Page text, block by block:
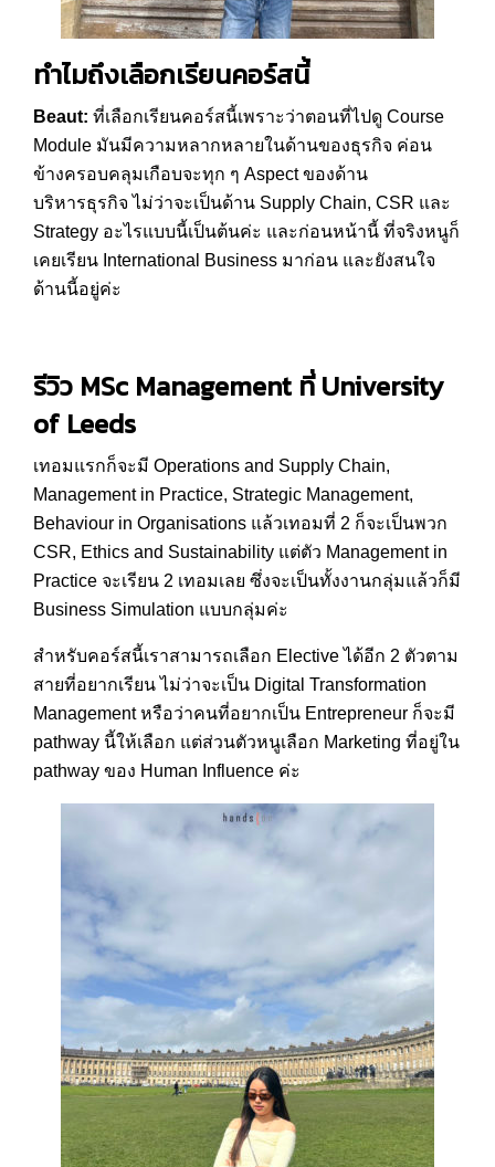
ทำไมถึงเลือกเรียนคอร์สนี้
Beaut: ที่เลือกเรียนคอร์สนี้เพราะว่าตอนที่ไปดู Course
Module มันมีความหลากหลายในด้านของธุรกิจ ค่อน
ข้างครอบคลุมเกือบจะทุก ๆ Aspect ของด้าน
บริหารธุรกิจ ไม่ว่าจะเป็นด้าน Supply Chain, CSR และ
Strategy อะไรแบบนี้เป็นต้นค่ะ และก่อนหน้านี้ ที่จริงหนูก็
เคยเรียน International Business มาก่อน และยังสนใจ
ด้านนี้อยู่ค่ะ
รีวิว MSc Management ที่University
of Leeds
เทอมแรกก็จะมี Operations and Supply Chain,
Management in Practice, Strategic Management,
Behaviour in Organisations แล้วเทอมที่ 2 ก็จะเป็นพวก
CSR, Ethics and Sustainability แต่ตัว Management in
Practice จะเรียน 2 เทอมเลย ซึ่งจะเป็นทั้งงานกลุ่มแล้วก็มี
Business Simulation แบบกลุ่มค่ะ
สำหรับคอร์สนี้เราสามารถเลือก Elective ได้อีก 2 ตัวตาม
สายที่อยากเรียน ไม่ว่าจะเป็น Digital Transformation
Management หรือว่าคนที่อยากเป็น Entrepreneur ก็จะมี
pathway นี้ให้เลือก แต่ส่วนตัวหนูเลือก Marketing ที่อยู่ใน
pathway ของ Human Influence ค่ะ